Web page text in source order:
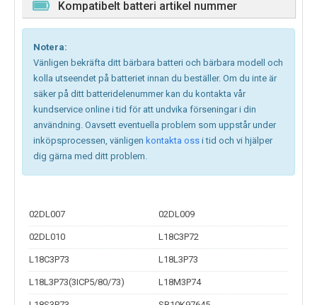
Kompatibelt batteri artikel nummer
Notera:
Vänligen bekräfta ditt bärbara batteri och bärbara modell och
kolla utseendet på batteriet innan du beställer. Om du inte är
säker på ditt batteridelenummer kan du kontakta vår
kundservice online i tid för att undvika förseningar i din
användning. Oavsett eventuella problem som uppstår under
inköpsprocessen, vänligen kontakta oss i tid och vi hjälper
dig gärna med ditt problem.
02DL007 02DL009
02DL010 L18C3P72
L18C3P73 L18L3P73
L18L3P73(3ICP5/80/73) L18M3P74